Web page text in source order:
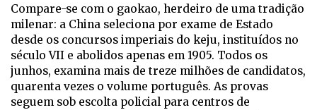
Compare-se com o gaokao, herdeiro de uma tradição
milenar: a China seleciona por exame de Estado
desde os concursos imperiais do keju, instituídos no
século VII e abolidos apenas em 1905. Todos os
junhos, examina mais de treze milhões de candidatos,
quarenta vezes o volume português. As provas
seguem sob escolta policial para centros de